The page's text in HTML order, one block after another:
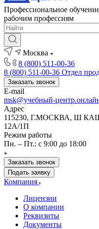
Профессиональное
рабочим профессиям
Москва
8 (800) 511-00-36
8 (800) 511-00-36 Отдел
Заказать звонок
E-mail
msk@учебный-
Адрес
115230, Г.МОСКВА, Ш
12А/1П
Режим работы
Пн. – Пт.: с 9:00 до 18:00
Заказать звонок
Подать заявку
Компания
Лицензии
О компании
Реквизиты
Документы